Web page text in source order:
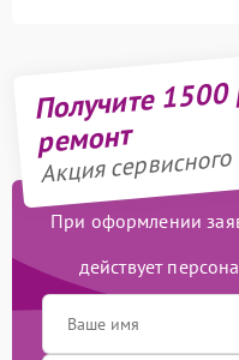
Получите
ремонт
Акция
При оформлении
действует